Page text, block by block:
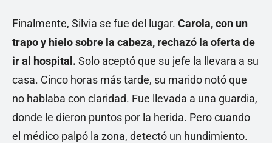
Finalmente, Silvia se fue del lugar. Carola, con un
trapo y hielo sobre la cabeza, rechazó la oferta de
ir al hospital. Solo aceptó que su jefe la llevara a su
casa. Cinco horas más tarde, su marido notó que
no hablaba con claridad. Fue llevada a una guardia,
donde le dieron puntos por la herida. Pero cuando
el médico palpó la zona, detectó un hundimiento.